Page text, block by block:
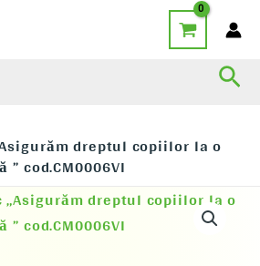
dreptul copiilor la o
cod.CM0006VI